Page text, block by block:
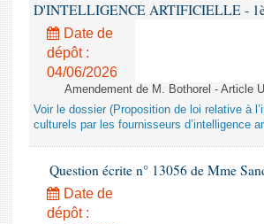
D'INTELLIGENCE ARTIFICIELLE -
Date de
dépôt :
04/06/2026
Amendement de M. Bothorel - Article
Voir le dossier (Proposition de loi relative à
culturels par les fournisseurs d’intelligence
Question écrite n° 13056 de Mme
Date de
dépôt :